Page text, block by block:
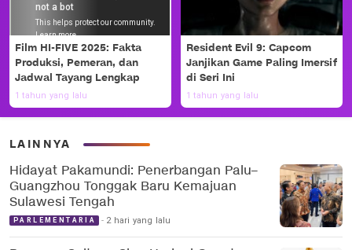
Film HI-FIVE 2025: Fakta
Produksi, Pemeran, dan
Jadwal Tayang Lengkap
1 tahun yang lalu
Resident Evil 9: Capcom
Janjikan Game Paling Imersif
di Seri Ini
1 tahun yang lalu
LAINNYA
Hidayat Pakamundi: Penerbangan Palu–
Guangzhou Tonggak Baru Kemajuan
Sulawesi Tengah
PARLEMENTARIA 2 hari yang lalu